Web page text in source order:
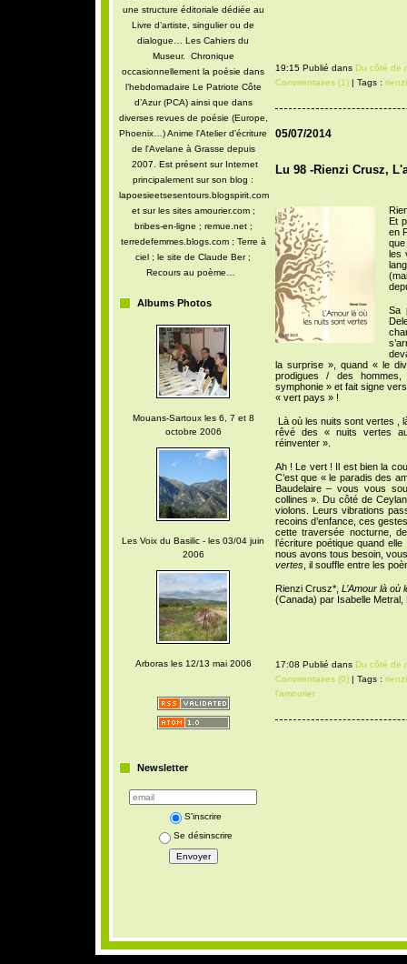
une structure éditoriale dédiée au
Livre d’artiste, singulier ou de
dialogue… Les Cahiers du
Museur. Chronique
occasionnellement la poésie dans
l’hebdomadaire Le Patriote Côte
d’Azur (PCA) ainsi que dans
diverses revues de poésie (Europe,
Phoenix…) Anime l'Atelier d'écriture
de l'Avelane à Grasse depuis
2007. Est présent sur Internet
principalement sur son blog :
lapoesieetsesentours.blogspirit.com
et sur les sites amourier.com ;
bribes-en-ligne ; remue.net ;
terredefemmes.blogs.com ; Terre à
ciel ; le site de Claude Ber ;
Recours au poème…
Albums Photos
Mouans-Sartoux les 6, 7 et 8
octobre 2006
Les Voix du Basilic - les 03/04 juin
2006
Arboras les 12/13 mai 2006
Newsletter
S'inscrire
Se désinscrire
19:15 Publié dans Du côté de
Commentaires (1)| Tags :
05/07/2014
Lu 98 -Rienzi Crusz,
Et
en
les
Sa
la surprise », quand « le
prodigues / des
symphonie » et fait signe
« vert pays » !
Là où les nuits sont vertes ,
rêvé des « nuits vertes
réinventer ».
Ah ! Le vert ! Il est bien la
C’est que « le paradis des
Baudelaire – vous vous
collines ». Du côté de
violons. Leurs vibrations
recoins d’enfance, ces
cette traversée nocturne,
l’écriture poétique quand
nous avons tous besoin,
vertes, il souffle entre les
Rienzi Crusz*, L’Amour là
(Canada) par Isabelle Metral,
17:08 Publié dans Du côté de
Commentaires (0)| Tags :
l'amourier